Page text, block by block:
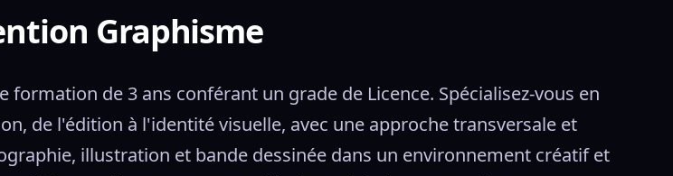
Graphisme
formation de 3 ans conférant un grade de Licence. Spécialisez-vous en
de l'édition à l'identité visuelle, avec une approche transversale et
illustration et bande dessinée dans un environnement créatif et